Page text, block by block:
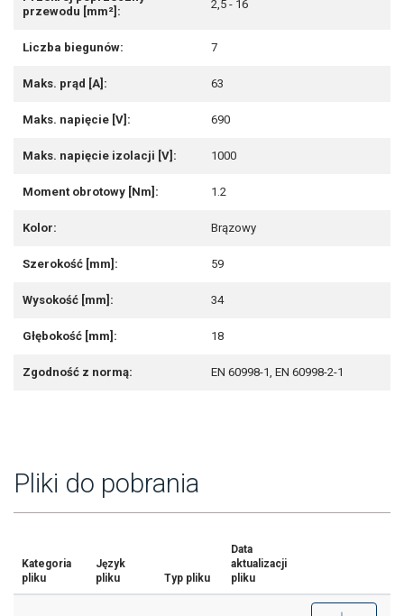
przewodu [mm²]:
2,5 - 16
Liczba biegunów: 7
Maks. prąd [A]: 63
Maks. napięcie [V]: 690
Maks. napięcie izolacji [V]: 1000
Moment obrotowy [Nm]: 1.2
Kolor: Brązowy
Szerokość [mm]: 59
Wysokość [mm]: 34
Głębokość [mm]: 18
Zgodność z normą: EN 60998-1, EN 60998-2-1
Pliki do pobrania
Kategoria
pliku
Język
pliku
Typ pliku
Data
aktualizacji
pliku